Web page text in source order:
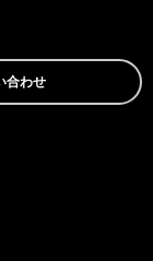
合わせ